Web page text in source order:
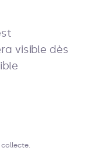
visible dès